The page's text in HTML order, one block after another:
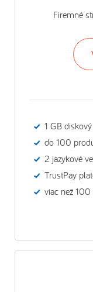
Firemné
1 GB
do 100
2 jazykové
TrustPay
viac než